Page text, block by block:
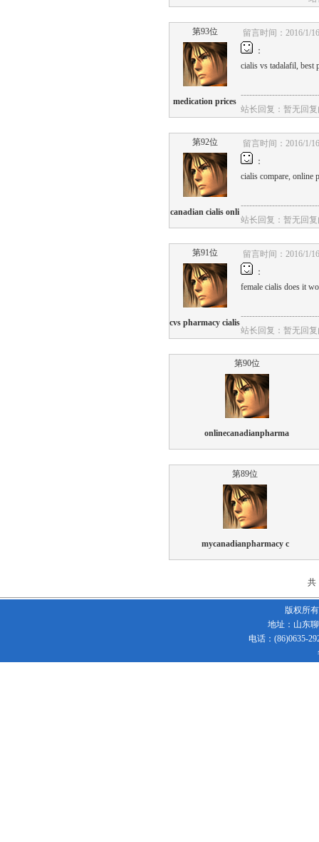
第93位
留言时间：2016/1/
：
cialisvstadalafil, best
medication prices
站长回复：暂无回复
第92位
留言时间：2016/1/
：
cialiscompare, online
canadian cialis onli
站长回复：暂无回复
第91位
留言时间：2016/1/
：
femalecialisdoesit
cvs pharmacy cialis
站长回复：暂无回复
第90位
onlinecanadianpharma
第89位
mycanadianpharmacy c
共
版权所
地址：山东
电话：(86)0635-